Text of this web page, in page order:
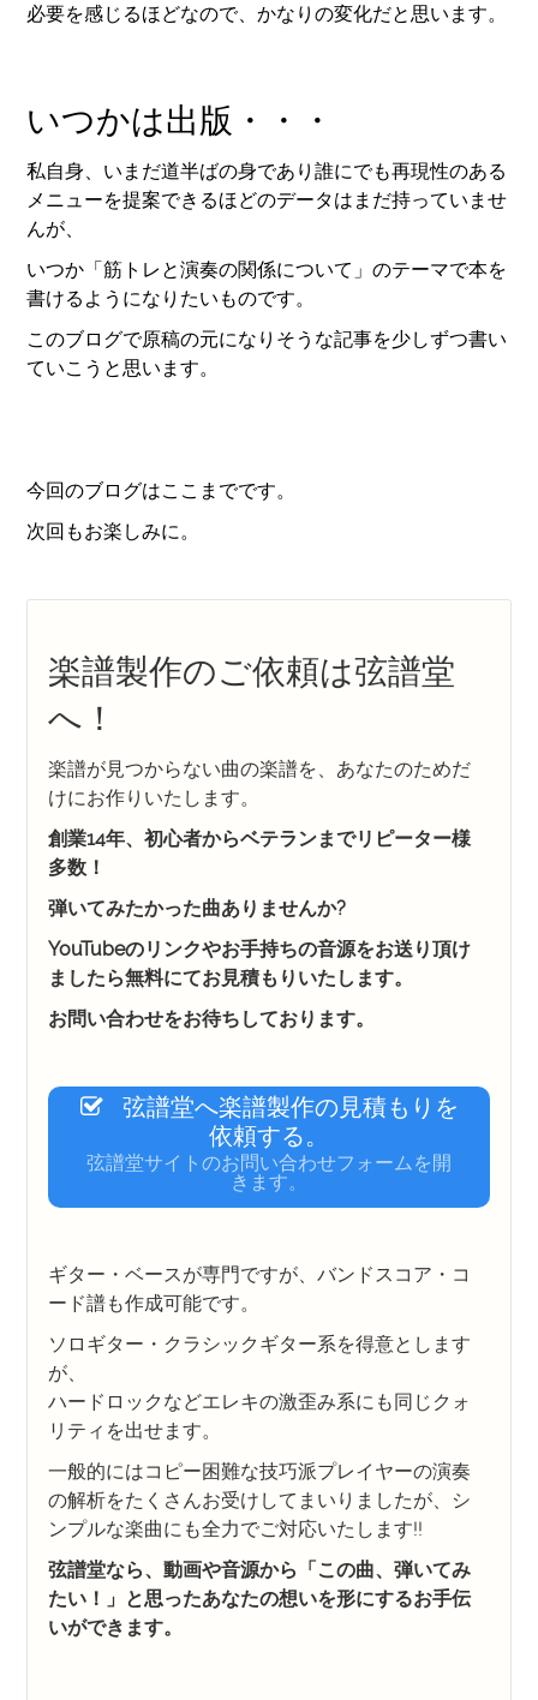
必要を感じるほどなので、かなりの変化だと思います。
いつかは出版・・・
私自身、いまだ道半ばの身であり誰にでも再現性のある
メニューを提案できるほどのデータはまだ持っていませ
んが、
いつか「筋トレと演奏の関係について」のテーマで本を
書けるようになりたいものです。
このブログで原稿の元になりそうな記事を少しずつ書い
ていこうと思います。
今回のブログはここまでです。
次回もお楽しみに。
楽譜製作のご依頼は弦譜堂
へ！
楽譜が見つからない曲の楽譜を、あなたのためだ
けにお作りいたします。
創業14年、初心者からベテランまでリピーター様
多数！
弾いてみたかった曲ありませんか?
YouTubeのリンクやお手持ちの音源をお送り頂け
ましたら無料にてお見積もりいたします。
お問い合わせをお待ちしております。
弦譜堂へ楽譜製作の見積もりを
依頼する。
弦譜堂サイトのお問い合わせフォームを開
きます。
ギター・ベースが専門ですが、バンドスコア・コ
ード譜も作成可能です。
ソロギター・クラシックギター系を得意とします
が、
ハードロックなどエレキの激歪み系にも同じクォ
リティを出せます。
一般的にはコピー困難な技巧派プレイヤーの演奏
の解析をたくさんお受けしてまいりましたが、シ
ンプルな楽曲にも全力でご対応いたします!!
弦譜堂なら、動画や音源から「この曲、弾いてみ
たい！」と思ったあなたの想いを形にするお手伝
いができます。